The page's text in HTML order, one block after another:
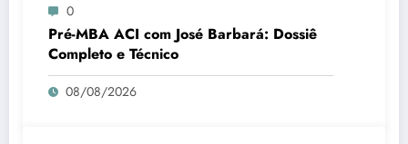
0
Pré-MBA ACI com José Barbará: Dossiê
Completo e Técnico
08/08/2026